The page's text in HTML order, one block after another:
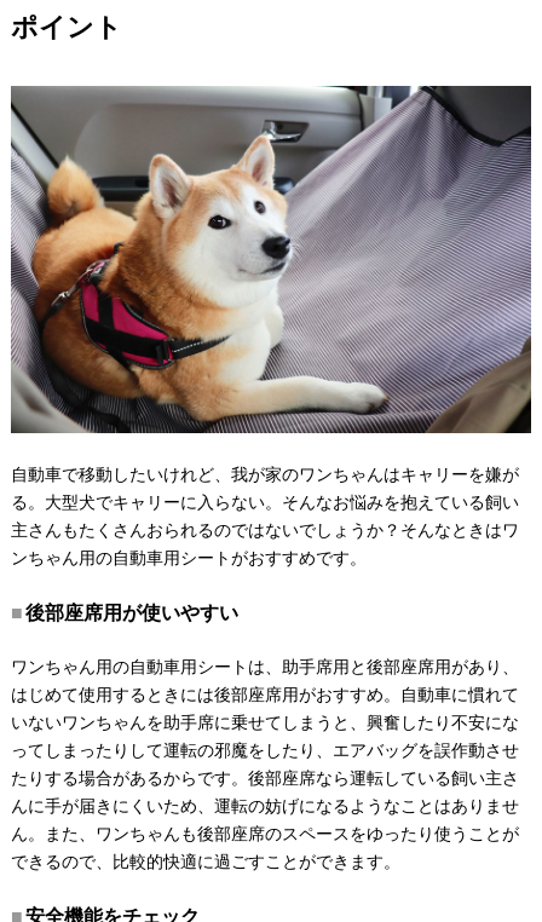
ポイント
自動車で移動したいけれど、我が家のワンちゃんはキャリーを嫌が
る。大型犬でキャリーに入らない。そんなお悩みを抱えている飼い
主さんもたくさんおられるのではないでしょうか？そんなときはワ
ンちゃん用の自動車用シートがおすすめです。
後部座席用が使いやすい
ワンちゃん用の自動車用シートは、助手席用と後部座席用があり、
はじめて使用するときには後部座席用がおすすめ。自動車に慣れて
いないワンちゃんを助手席に乗せてしまうと、興奮したり不安にな
ってしまったりして運転の邪魔をしたり、エアバッグを誤作動させ
たりする場合があるからです。後部座席なら運転している飼い主さ
んに手が届きにくいため、運転の妨げになるようなことはありませ
ん。また、ワンちゃんも後部座席のスペースをゆったり使うことが
できるので、比較的快適に過ごすことができます。
安全機能をチェック